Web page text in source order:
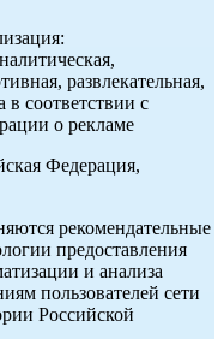
развлекательная,
в соответствии с
о рекламе
Федерация,
рекомендательные
предоставления
и анализа
пользователей сети
Российской